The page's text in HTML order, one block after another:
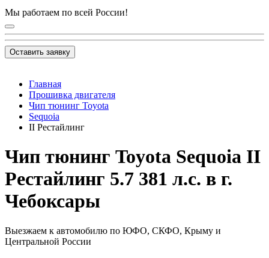
Мы работаем по всей России!
Оставить заявку
Главная
Прошивка двигателя
Чип тюнинг Toyota
Sequoia
II Рестайлинг
Чип тюнинг Toyota Sequoia II
Рестайлинг 5.7 381 л.с. в г.
Чебоксары
Выезжаем к автомобилю по ЮФО, СКФО, Крыму и
Центральной России